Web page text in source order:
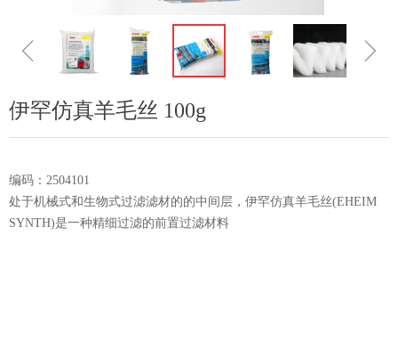
ꁆ ꁇ
伊罕仿真羊毛丝 100g
编码：2504101
处于机械式和生物式过滤滤材的的中间层，伊罕仿真羊毛丝(EHEIM
SYNTH)是一种精细过滤的前置过滤材料